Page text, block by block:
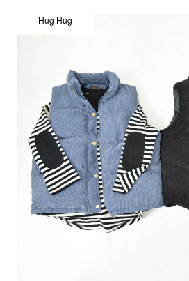
Hug Hug